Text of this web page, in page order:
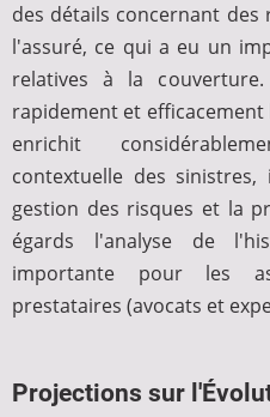
des détails concernant
l'assuré, ce qui a eu un
relatives à la
rapidement et
enrichit
contextuelle des
gestion des risques et la
égards l'analyse de
importante pour les
prestataires (avocats et
Projections sur